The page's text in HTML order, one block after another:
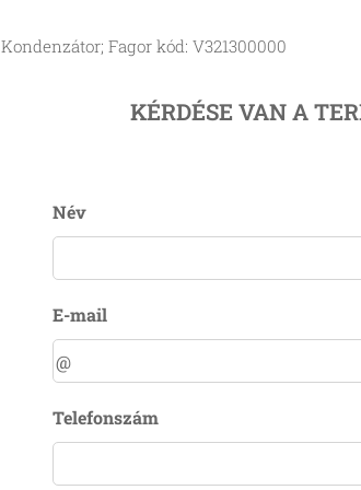
Kondenzátor; Fagor kód: V321300000
KÉRDÉSE VAN A
Név
E-mail
Telefonszám